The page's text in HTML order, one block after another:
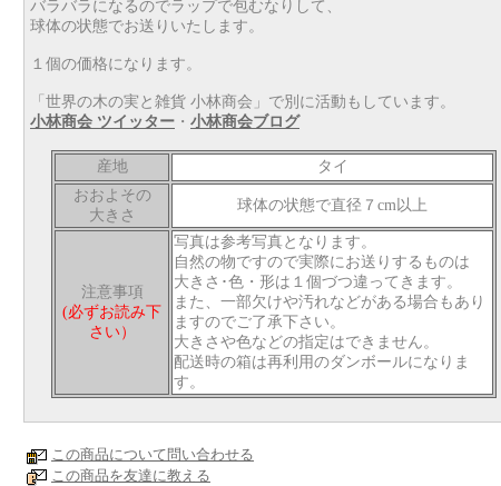
バラバラになるのでラップで包むなりして、
球体の状態でお送りいたします。
１個の価格になります。
「世界の木の実と雑貨 小林商会」で別に活動もしています。
小林商会 ツイッター ・ 小林商会ブログ
産地
タイ
おおよその
大きさ
球体の状態で直径７cm以上
注意事項
(必ずお読み下
さい）
写真は参考写真となります。
自然の物ですので実際にお送りするものは
大きさ･色・形は１個づつ違ってきます。
また、一部欠けや汚れなどがある場合もあり
ますのでご了承下さい。
大きさや色などの指定はできません。
配送時の箱は再利用のダンボールになりま
す。
この商品について問い合わせる
この商品を友達に教える